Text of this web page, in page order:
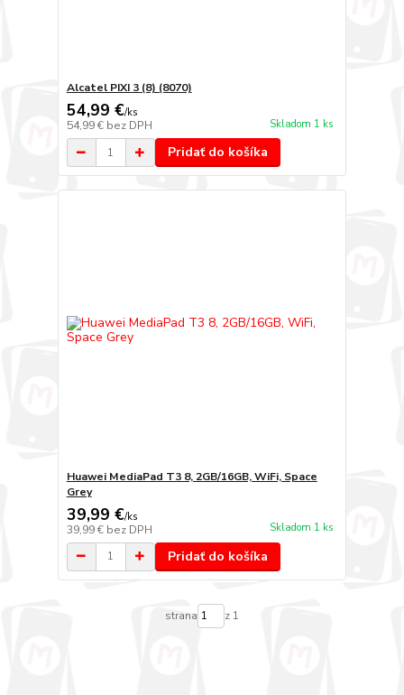
Alcatel PIXI 3 (8) (8070)
54,99 €/ks
54,99 € bez DPH Skladom 1 ks
Pridať do košíka
Huawei MediaPad T3 8, 2GB/16GB, WiFi, Space
Grey
39,99 €/ks
39,99 € bez DPH Skladom 1 ks
Pridať do košíka
strana z 1